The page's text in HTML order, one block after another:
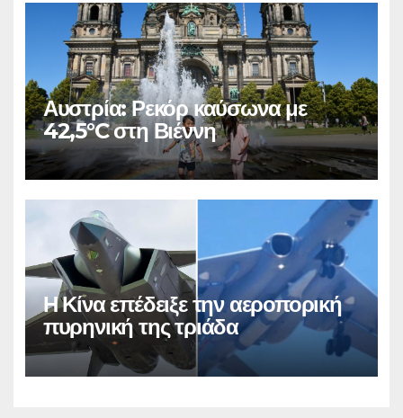
Αυστρία: Ρεκόρ καύσωνα με
42,5°C στη Βιέννη
Η Κίνα επέδειξε την αεροπορική
πυρηνική της τριάδα